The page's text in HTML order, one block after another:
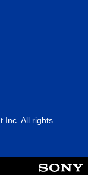
Inc. All rights